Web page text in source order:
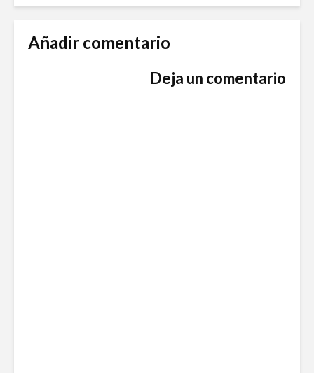
Añadir comentario
Deja un comentario